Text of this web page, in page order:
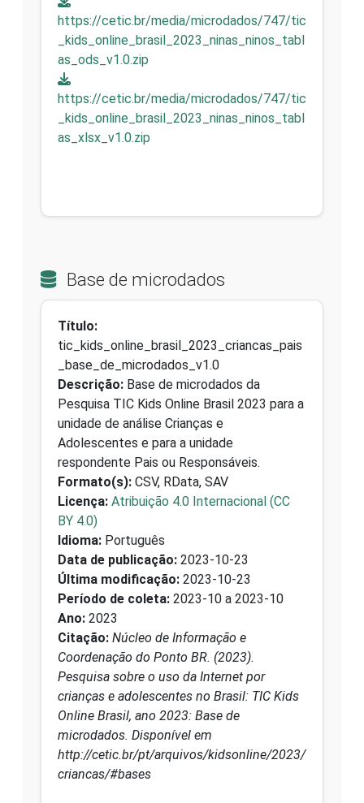
https://cetic.br/media/microdados/747/tic
_kids_online_brasil_2023_ninas_ninos_tabl
as_ods_v1.0.zip
https://cetic.br/media/microdados/747/tic
_kids_online_brasil_2023_ninas_ninos_tabl
as_xlsx_v1.0.zip
Base de microdados
Título:
tic_kids_online_brasil_2023_criancas_pais
_base_de_microdados_v1.0
Descrição: Base de microdados da
Pesquisa TIC Kids Online Brasil 2023 para a
unidade de análise Crianças e
Adolescentes e para a unidade
respondente Pais ou Responsáveis.
Formato(s): CSV, RData, SAV
Licença: Atribuição 4.0 Internacional (CC
BY 4.0)
Idioma: Português
Data de publicação: 2023-10-23
Última modificação: 2023-10-23
Período de coleta: 2023-10 a 2023-10
Ano: 2023
Citação: Núcleo de Informação e
Coordenação do Ponto BR. (2023).
Pesquisa sobre o uso da Internet por
crianças e adolescentes no Brasil: TIC Kids
Online Brasil, ano 2023: Base de
microdados. Disponível em
http://cetic.br/pt/arquivos/kidsonline/2023/
criancas/#bases